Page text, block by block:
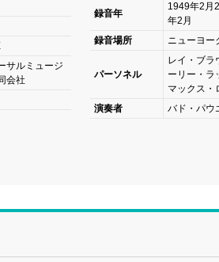
サルミュージ
会社
録音年
1949年2月
年2月
録音場所
ニューヨー
パーソネル
レイ・ブラ
ーリー・ラ
マックス・
演奏者
バド・パウ